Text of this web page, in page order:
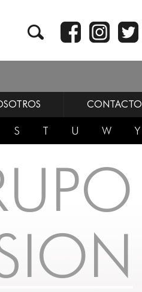
CONTACTO
S T U W Y